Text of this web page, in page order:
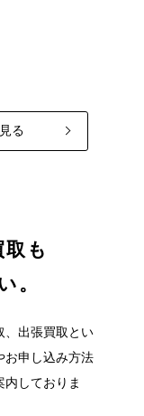
る
も
。
、出張買取とい
お申し込み方法
しておりま